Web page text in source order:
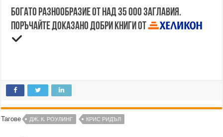
Богато разнообразие от над 35 000 заглавия.
Поръчайте доказано добри книги от
Тагове ДЖ. К. РОУЛИНГ КРИС РИДЪЛ